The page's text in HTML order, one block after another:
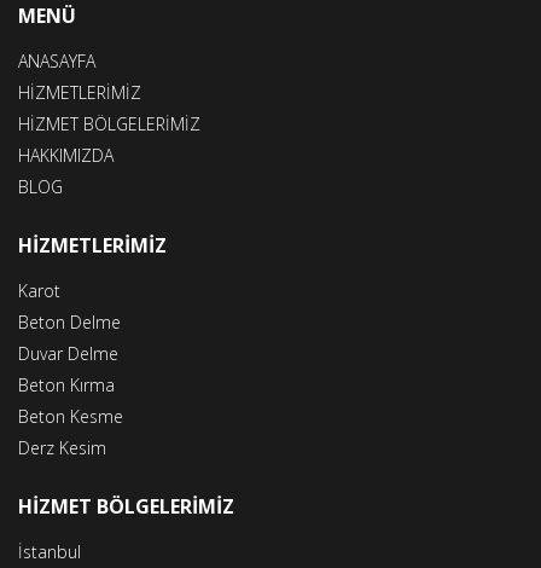
MENÜ
ANASAYFA
HİZMETLERİMİZ
HİZMET BÖLGELERİMİZ
HAKKIMIZDA
BLOG
HİZMETLERİMİZ
Karot
Beton Delme
Duvar Delme
Beton Kırma
Beton Kesme
Derz Kesim
HİZMET BÖLGELERİMİZ
İstanbul